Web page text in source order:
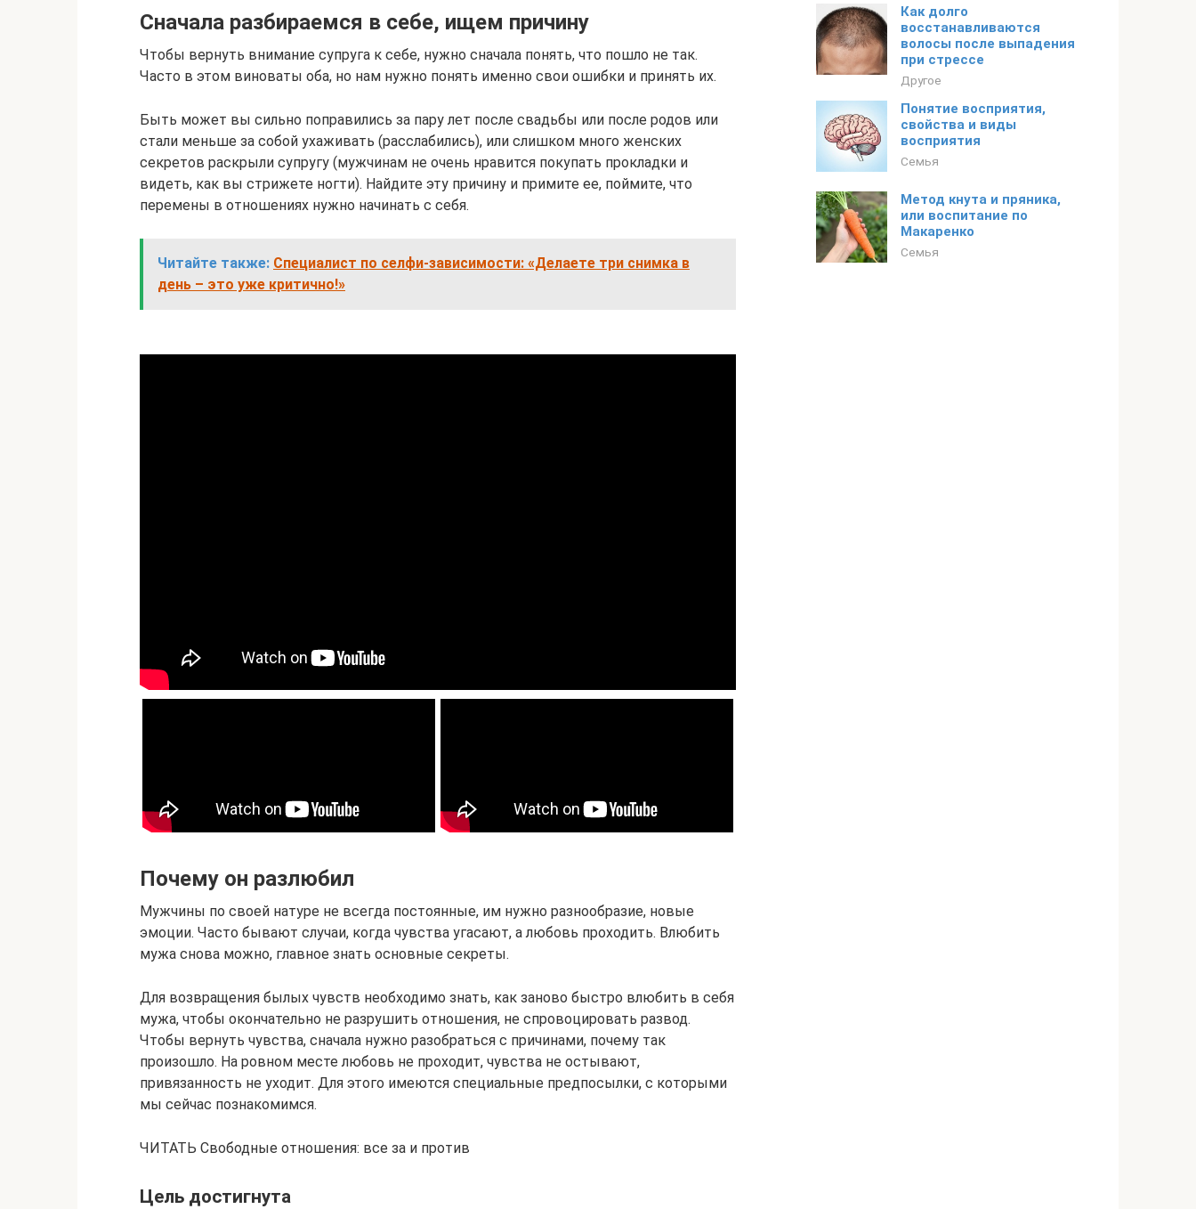
Сначала разбираемся в себе, ищем причину
Чтобы вернуть внимание супруга к себе, нужно сначала понять, что пошло не так.
Часто в этом виноваты оба, но нам нужно понять именно свои ошибки и принять их.
Быть может вы сильно поправились за пару лет после свадьбы или после родов или
стали меньше за собой ухаживать (расслабились), или слишком много женских
секретов раскрыли супругу (мужчинам не очень нравится покупать прокладки и
видеть, как вы стрижете ногти). Найдите эту причину и примите ее, поймите, что
перемены в отношениях нужно начинать с себя.
Читайте также: Специалист по селфи-зависимости: «Делаете три снимка в
день – это уже критично!»
Почему он разлюбил
Мужчины по своей натуре не всегда постоянные, им нужно разнообразие, новые
эмоции. Часто бывают случаи, когда чувства угасают, а любовь проходить. Влюбить
мужа снова можно, главное знать основные секреты.
Для возвращения былых чувств необходимо знать, как заново быстро влюбить в себя
мужа, чтобы окончательно не разрушить отношения, не спровоцировать развод.
Чтобы вернуть чувства, сначала нужно разобраться с причинами, почему так
произошло. На ровном месте любовь не проходит, чувства не остывают,
привязанность не уходит. Для этого имеются специальные предпосылки, с которыми
мы сейчас познакомимся.
ЧИТАТЬ Свободные отношения: все за и против
Цель достигнута
Как долго
восстанавливаются
волосы после выпадения
при стрессе
Другое
Понятие восприятия,
свойства и виды
восприятия
Семья
Метод кнута и пряника,
или воспитание по
Макаренко
Семья